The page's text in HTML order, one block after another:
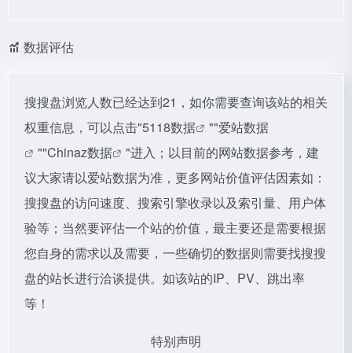
数据评估
搜搜盘浏览人数已经达到21，如你需要查询该站的相关
权重信息，可以点击"5118数据 ""爱站数据
""Chinaz数据
"进入；以目前的网站数据参考，建
议大家请以爱站数据为准，更多网站价值评估因素如：
搜搜盘的访问速度、搜索引擎收录以及索引量、用户体
验等；当然要评估一个站的价值，最主要还是需要根据
您自身的需求以及需要，一些确切的数据则需要找搜搜
盘的站长进行洽谈提供。如该站的IP、PV、跳出率
等！
特别声明